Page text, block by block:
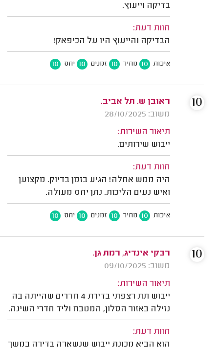
בדיקה וייעוץ.
חוות דעת:
הבדיקה והייעוץ היו על הכיפאק!
איכות 10 מחיר 10 זמנים 10 יחס 10
ראובן ש. תל אביב.
משוב: 28/10/2025
תיאור השירות:
ייבוש שירותים.
חוות דעת:
היה ממש אחלה! הגיע בזמן בדיוק. מקצוען
ואיש נעים הליכות. נתן יחס מעולה.
איכות 10 מחיר 10 זמנים 10 יחס 10
10
רבקי אינדיג, רמת גן.
משוב: 09/10/2025
תיאור השירות:
ייבוש תת רצפתי בדירת 4 חדרים שהייתה בה
נזילה באזור הסלון, המטבח וליד חדרי השינה.
חוות דעת:
הוא הביא מכונת ייבוש שנשארה בדירה במשך
10